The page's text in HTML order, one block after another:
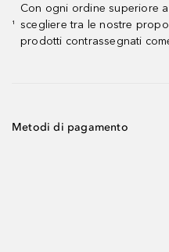
¹
Con ogni ordine superiore
scegliere tra le nostre
prodotti contrassegnati
Metodi di pagamento